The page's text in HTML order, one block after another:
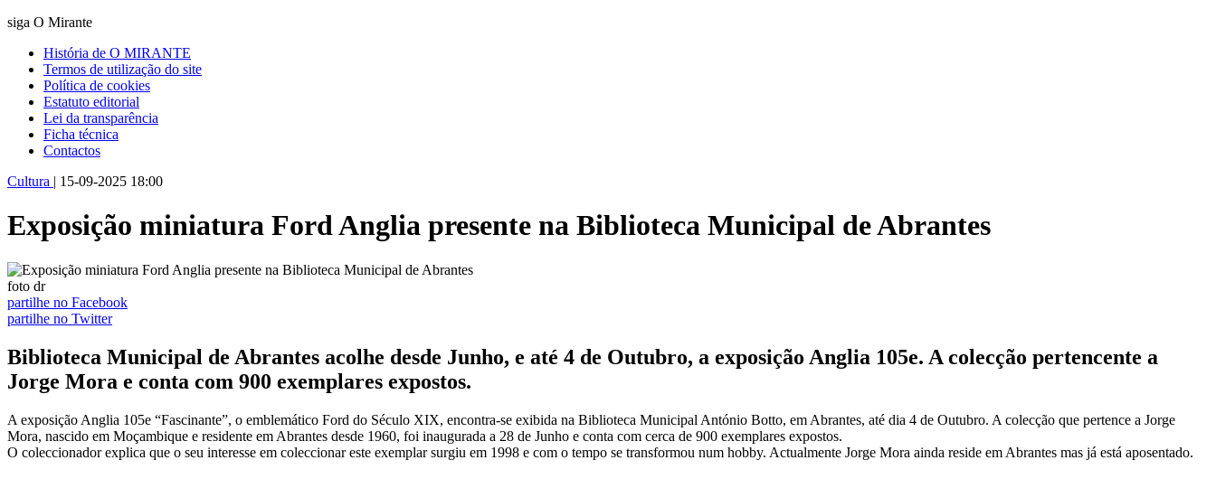
siga O Mirante
História de O MIRANTE
Termos de utilização do site
Política de cookies
Estatuto editorial
Lei da transparência
Ficha técnica
Contactos
Cultura | 15-09-2025 18:00
Exposição miniatura Ford Anglia presente na Biblioteca Municipal de Abrantes
foto dr
partilhe no Facebook
partilhe no Twitter
Biblioteca Municipal de Abrantes acolhe desde Junho, e até 4 de Outubro, a exposição Anglia 105e. A colecção pertencente a
Jorge Mora e conta com 900 exemplares expostos.
A exposição Anglia 105e “Fascinante”, o emblemático Ford do Século XIX, encontra-se exibida na Biblioteca Municipal António Botto, em Abrantes, até dia 4 de Outubro. A colecção que pertence a Jorge
Mora, nascido em Moçambique e residente em Abrantes desde 1960, foi inaugurada a 28 de Junho e conta com cerca de 900 exemplares expostos.
O coleccionador explica que o seu interesse em coleccionar este exemplar surgiu em 1998 e com o tempo se transformou num hobby. Actualmente Jorge Mora ainda reside em Abrantes mas já está aposentado.